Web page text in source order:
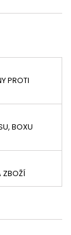
PROTI
BOXU
ZBOŽÍ